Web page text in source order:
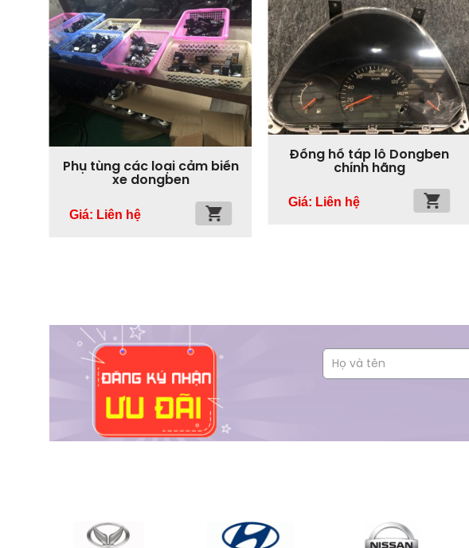
Phụ tùng các loại cảm biến
xe dongben
Giá: Liên hệ
Đồng hồ táp lô Dongben
chính hãng
Giá: Liên hệ